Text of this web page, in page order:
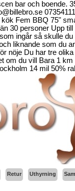
bar och
Fem BBQ 75"
30 personer Upp
ingår så skulle
liknande som du
nöje Du har tre
om du vill Bara 1
14 mil 50%
Retur Uthyrning